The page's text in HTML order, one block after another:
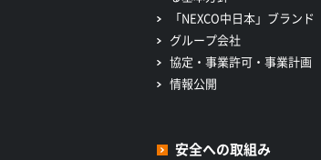
「NEXCO中日本」ブランド
グループ会社
協定・事業許可・事業計画
情報公開
安全への取組み